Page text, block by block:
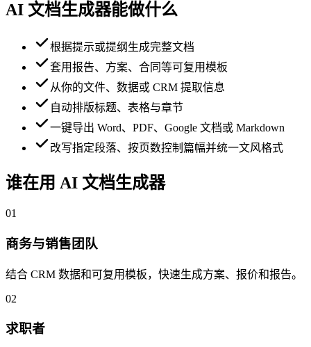
AI 文档生成器能做什么
根据提示或提纲生成完整文档
套用报告、方案、合同等可复用模板
从你的文件、数据或 CRM 提取信息
自动排版标题、表格与章节
一键导出 Word、PDF、Google 文档或 Markdown
改写指定段落、按页数控制篇幅并统一文风格式
谁在用 AI 文档生成器
01
商务与销售团队
结合 CRM 数据和可复用模板，快速生成方案、报价和报告。
02
求职者